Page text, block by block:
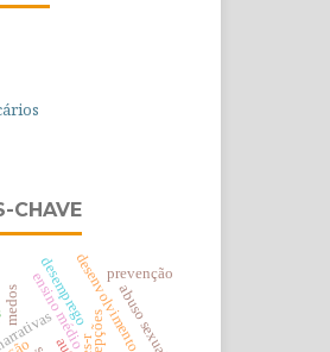
CHAVE
ensino médiodesenvolvimento grupal
medos
prevenção
abuso sexual
desemprego